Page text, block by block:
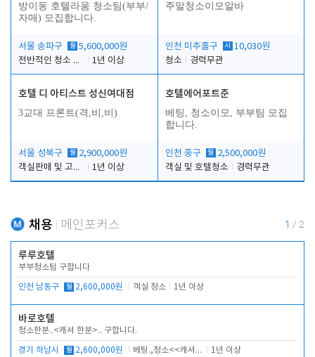
방이동 호텔라움 청소팀(부부/
자매) 모집합니다.
서울 송파구 월 5,600,000원
전반적인 청소 업무(객실청소.객실정리)
1년 이상
주말청소이모알바
인천 미추홀구 시
10,030원
청소
경력무관
호텔 디 아티스트 성신여대점
3교대 프론트(격,비,비)
서울 성북구 월 2,900,000원
객실판매 및 고객응대
1년 이상
호텔에어포트준
베팅, 청소이모, 부부팀 모집
합니다.
인천 중구 월 2,500,000원
객실 및 호텔청소
경력무관
채용 메인포커스 1 / 2
루루호텔
부부청소팀 구합니다
인천 남동구 월 2,600,000원 객실 청소 1년 이상
바로호텔
청소한분..<캐셔 한분>.. 구합니다.
경기 하남시 월 2,600,000원 베팅.,청소<<캐셔 모셔봅니다. 1년 이상